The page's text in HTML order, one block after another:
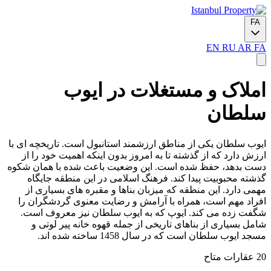
FA
EN RU AR FA
املاک و مستغلات در ایوب
سلطان
ایوب سلطان یکی از مناطق ارزشمند استانبول است. تاریخچه ای با
ارزش دارد که از گذشته تا به امروز بدون اینکه اهمیت خود را از
دست بدهد، حفظ شده است. این وضعیت باعث شده با همان شکوه
گذشته محبوبیت پیدا کند. فرهنگ اسلامی در این منطقه جایگاه
مهمی دارد. این منطقه که میزبان بناها و مقبره های بسیاری از
افراد مهم است، همراه با آرامش و رضایت معنوی گردشگران را
شگفت زده می کند. ایوپ که به ایوب سلطان نیز معروف است.
شامل بسیاری از بناهای تاریخی از جمله قهوه خانه پیر لوتی و
مسجد ایوب سلطان است که در سال 1458 ساخته شده اند.
20 عقارات متاح